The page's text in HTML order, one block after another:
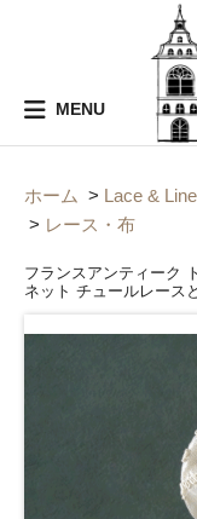
MENU
ホーム > Lace &
> レース・布
フランスアンティーク
ネット チュールレース